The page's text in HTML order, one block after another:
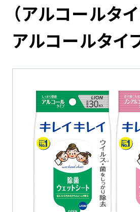
（アルコールタ
アルコールタイ